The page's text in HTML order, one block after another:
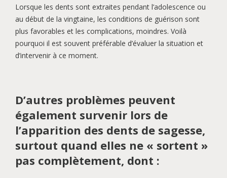
Lorsque les dents sont extraites pendant l’adolescence ou
au début de la vingtaine, les conditions de guérison sont
plus favorables et les complications, moindres. Voilà
pourquoi il est souvent préférable d’évaluer la situation et
d’intervenir à ce moment.
D’autres problèmes peuvent
également survenir lors de
l’apparition des dents de sagesse,
surtout quand elles ne « sortent »
pas complètement, dont :